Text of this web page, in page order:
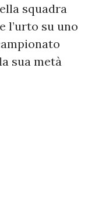
squadra
l’urto su uno
sua metà